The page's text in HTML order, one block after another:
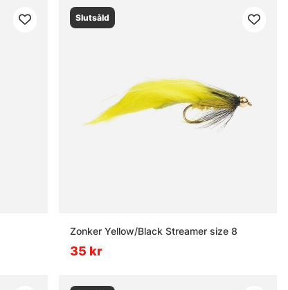
Slutsåld
Zonker Yellow/Black Streamer size 8
35 kr